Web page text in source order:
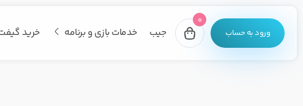
ورود به حساب
0
جیب خدمات بازی و برنامه خرید